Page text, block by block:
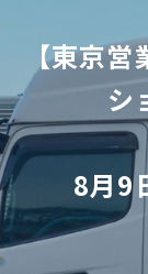
【東京
シ
8月9